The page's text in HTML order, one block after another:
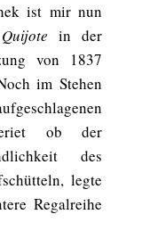
ist mir nun
in der
von 1837
im Stehen
ob der
des
legte
Regalreihe